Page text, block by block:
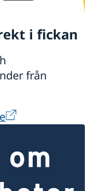
i fickan
från